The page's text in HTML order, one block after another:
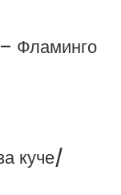
Фламинго
куче/